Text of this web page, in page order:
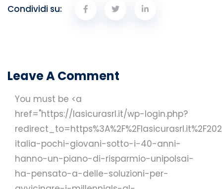
Condividi su:
Leave A Comment
You must be <a
href="https://lasicurasrl.it/wp-login.php?
italia-pochi-giovani-sotto-i-40-anni-
hanno-un-piano-di-risparmio-unipolsai-
ha-pensato-a-delle-soluzioni-per-